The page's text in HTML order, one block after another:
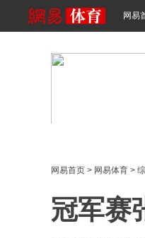
网易
网易首页 > 网易体育 >
冠军赛